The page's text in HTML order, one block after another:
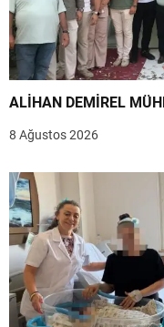
ALİHAN DEMİREL
8 Ağustos 2026